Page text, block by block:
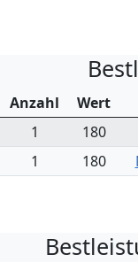
Anzahl Wert
1
180
1
180